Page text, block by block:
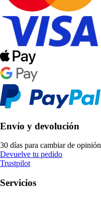
Envío y devolución
30 días para cambiar de opinión
Devuelve tu pedido
Trustpilot
Servicios